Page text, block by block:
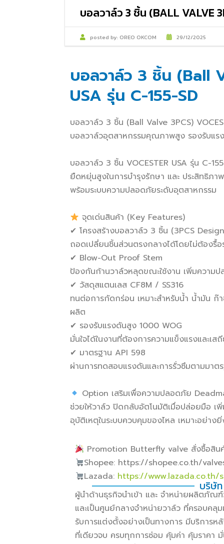
บอลวาล์ว 3 ชิ้น (BALL VALVE
posted by: OREO OKCOM 29/12/2025
บอลวาล์ว 3 ชิ้น (Ball
USA รุ่น C-155-SD
บอลวาล์ว 3 ชิ้น (Ball Valve 3PCS)
บอลวาล์วอุตสาหกรรมคุณภาพสูง รองรับแ
บอลวาล์ว 3 ชิ้น VOCESTER USA รุ่น C-
ยืดหยุ่นสูงในการบำรุงรักษา และ ประสิทธิภ
พร้อมระบบความปลอดภัยระดับอุตสาหกรรม
จุดเด่นสินค้า (Key Features)
✔ โครงสร้างบอลวาล์ว 3 ชิ้น (3PCS
ถอดเปลี่ยนชิ้นส่วนตรงกลางได้โดยไม่ต้องรื้อ
✔ Blow-Out Proof Stem
ป้องกันก้านวาล์วหลุดขณะใช้งาน เพิ่มความ
✔ วัสดุสแตนเลส CF8M / SS316
ทนต่อการกัดกร่อน เหมาะสำหรับน้ำ น้ำมัน ก๊
ผลิต
✔ รองรับแรงดันสูง 1000 WOG
มั่นใจได้ในงานที่ต้องการความแข็งแรงและเ
✔ มาตรฐาน API 598
ผ่านการทดสอบแรงดันและการรั่วซึมตามมาต
Option เสริมเพื่อความปลอดภัย
ช่วยให้วาล์ว ปิดกลับอัตโนมัติเมื่อปล่อยมือ
อุบัติเหตุในระบบควบคุมของไหล เหมาะอย่า
Promotion Butterfly valve สั่งซื้อสิน
Shopee: https://shopee.co.th/
Lazada: https://www.lazada.co.th/
บริษั
ผู้นำด้านธุรกิจนำเข้า และ จำหน่ายผลิตภัณ
และเป็นศูนย์กลางจำหน่ายวาล์ว ที่ครอบคลุ
รับการแต่งตั้งอย่างเป็นทางการ มีบริการห
ที่เดียวจบ ครบทุกการซ่อม คุ้มค่า คุ้มราคา